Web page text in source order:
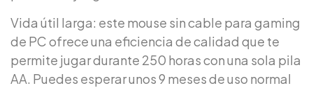
Vida útil larga: este mouse sin cable para gaming
de PC ofrece una eficiencia de calidad que te
permite jugar durante 250 horas con una sola pila
AA. Puedes esperar unos 9 meses de uso normal